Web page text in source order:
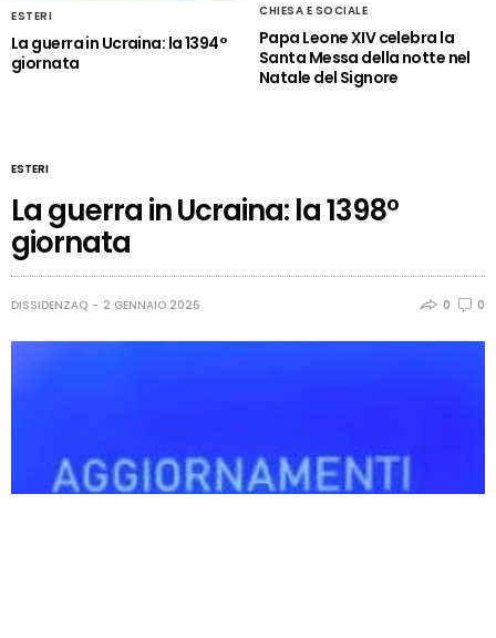
ESTERI
La guerra in Ucraina: la 1394°
giornata
CHIESA E SOCIALE
Papa Leone XIV celebra la
Santa Messa della notte nel
Natale del Signore
ESTERI
La guerra in Ucraina: la 1398°
giornata
DISSIDENZAQ 2 GENNAIO 2026 0 0